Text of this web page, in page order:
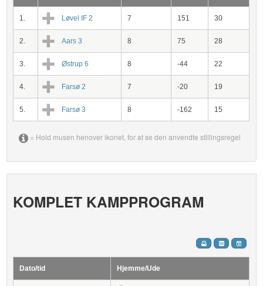
1. Løvel IF 2 7 151 30
2. Aars 3 8 75 28
3. Østrup 6 8 -44 22
4. Farsø 2 7 -20 19
5. Farsø 3 8 -162 15
= Hold musen henover ikonet, for at se den anvendte stillingsregel
KOMPLET KAMPPROGRAM
Dato/tid Hjemme/Ude